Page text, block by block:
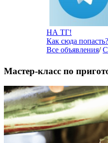
НА ТГ!
Как сюда попасть?
Все объявления/
Мастер-класс по